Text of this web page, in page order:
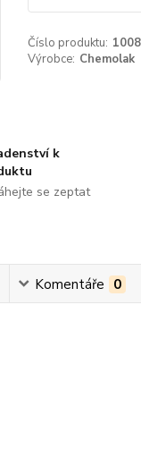
Číslo produktu: 1008
Výrobce: Chemolak
k
se zeptat
Komentáře 0